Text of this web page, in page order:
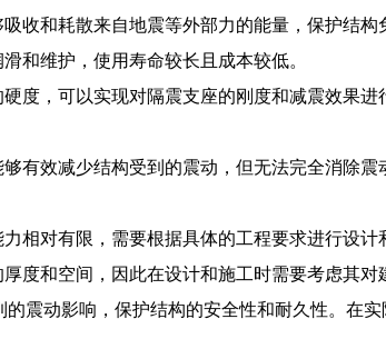
收和耗散来自地震等外部力的能量，保护结构
和维护，使用寿命较长且成本较低。
度，可以实现对隔震支座的刚度和减震效果进
有效减少结构受到的震动，但无法完全消除
相对有限，需要根据具体的工程要求进行设计
度和空间，因此在设计和施工时需要考虑其对
震动影响，保护结构的安全性和耐久性。在